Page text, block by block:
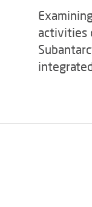
activities